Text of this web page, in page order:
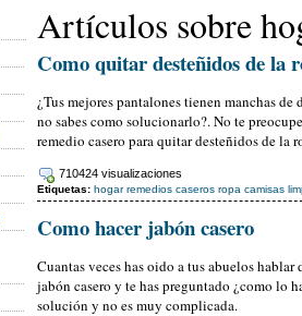
Artículos sobre
Como quitar desteñidos de la
¿Tus mejores pantalones tienen manchas
no sabes como solucionarlo?. No te
remedio casero para quitar desteñidos de la
710424 visualizaciones
Etiquetas: hogar remedios caseros ropa camisas
Como hacer jabón casero
Cuantas veces has oido a tus abuelos
jabón casero y te has preguntado ¿como lo
solución y no es muy complicada.